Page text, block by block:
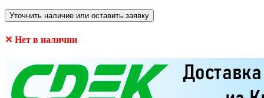
Уточнить наличие или оставить заявку
✕ Нет в наличии